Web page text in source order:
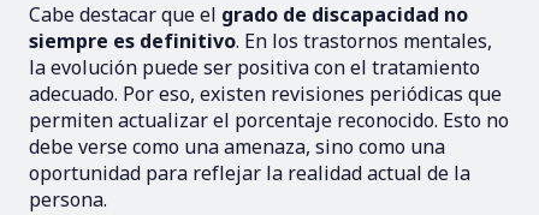
Cabe destacar que el grado de discapacidad no
siempre es definitivo. En los trastornos mentales,
la evolución puede ser positiva con el tratamiento
adecuado. Por eso, existen revisiones periódicas que
permiten actualizar el porcentaje reconocido. Esto no
debe verse como una amenaza, sino como una
oportunidad para reflejar la realidad actual de la
persona.